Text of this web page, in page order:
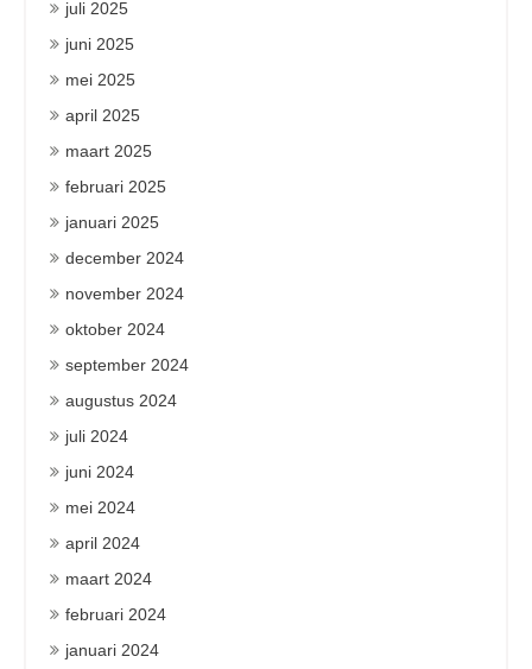
juli 2025
juni 2025
mei 2025
april 2025
maart 2025
februari 2025
januari 2025
december 2024
november 2024
oktober 2024
september 2024
augustus 2024
juli 2024
juni 2024
mei 2024
april 2024
maart 2024
februari 2024
januari 2024